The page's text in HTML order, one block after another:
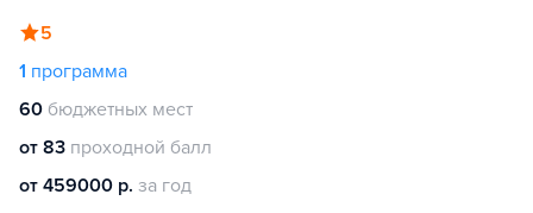
5
1 программа
60 бюджетных мест
от 83 проходной балл
от 459000 р. за год